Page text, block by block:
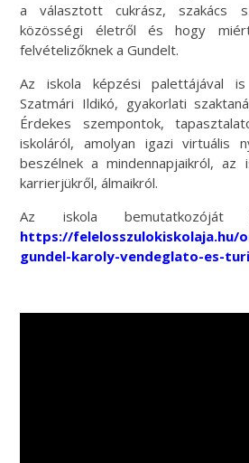
a választott cukrász, szakács
közösségi életről és hogy
felvételizőknek a Gundelt.
Az iskola képzési palettájával is
Szatmári Ildikó, gyakorlati
Érdekes szempontok,
iskoláról, amolyan igazi virtuális
beszélnek a mindennapjaikról, az
karrierjükről, álmaikról.
Az iskola bemutatkozóját
https://felelosszulokiskolaja.hu/
gundel-karoly-vendeglato-es-